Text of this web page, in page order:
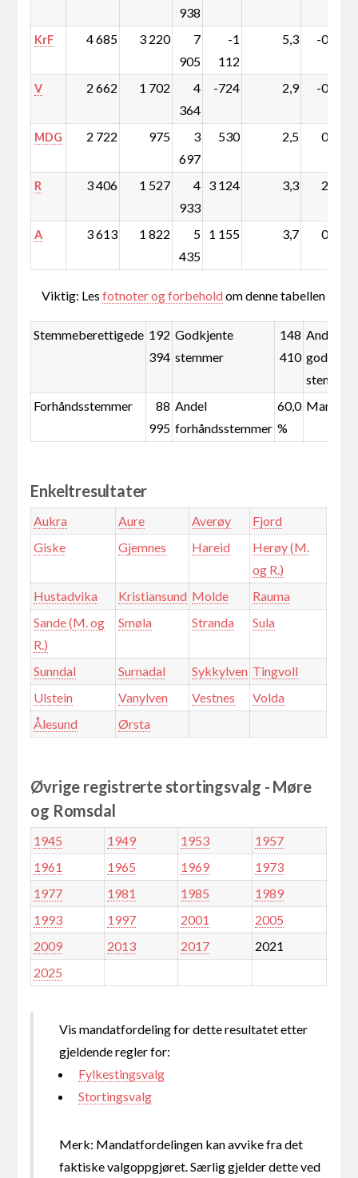
938
KrF 4 685 3 220
7
905
-1
112
5,3 -0,8
V 2 662 1 702
4
364
-724 2,9 -0,5
MDG 2 722 975
3
697
530 2,5 0,3
R 3 406 1 527
4
933
3 124 3,3 2,1
A 3 613 1 822
5
435
1 155 3,7 0,7
Viktig: Lesfotnoter og forbeholdom denne tabellen
Stemmeberettigede 192
394
Godkjente
stemmer
148
410
Andel
stemmer
Forhåndsstemmer
88
995
Andel
forhåndsstemmer
60,0
%
Enkeltresultater
Aukra Aure Averøy
Fjord
Giske
Gjemnes Hareid
Herøy (M.
og R.)
Hustadvika
Kristiansund Molde
Rauma
Sande (M. og
R.)
Smøla Stranda Sula
Sunndal Surnadal Sykkylven Tingvoll
Ulstein
Vanylven Vestnes
Volda
Ålesund
Ørsta
Øvrige registrerte stortingsvalg - Møre
og Romsdal
1945 1949 1953
1957
1961
1965 1969
1973
1977
1981 1985
1989
1993
1997 2001
2005
2009
2013 2017
2021
2025
Vis mandatfordeling for dette resultatet etter
gjeldende regler for:
Fylkestingsvalg
Stortingsvalg
Merk: Mandatfordelingen kan avvike fra det
faktiske valgoppgjøret. Særlig gjelder dette ved